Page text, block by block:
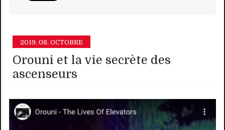
2019. 08. OCTOBRE
Orouni et la vie secrète des
ascenseurs